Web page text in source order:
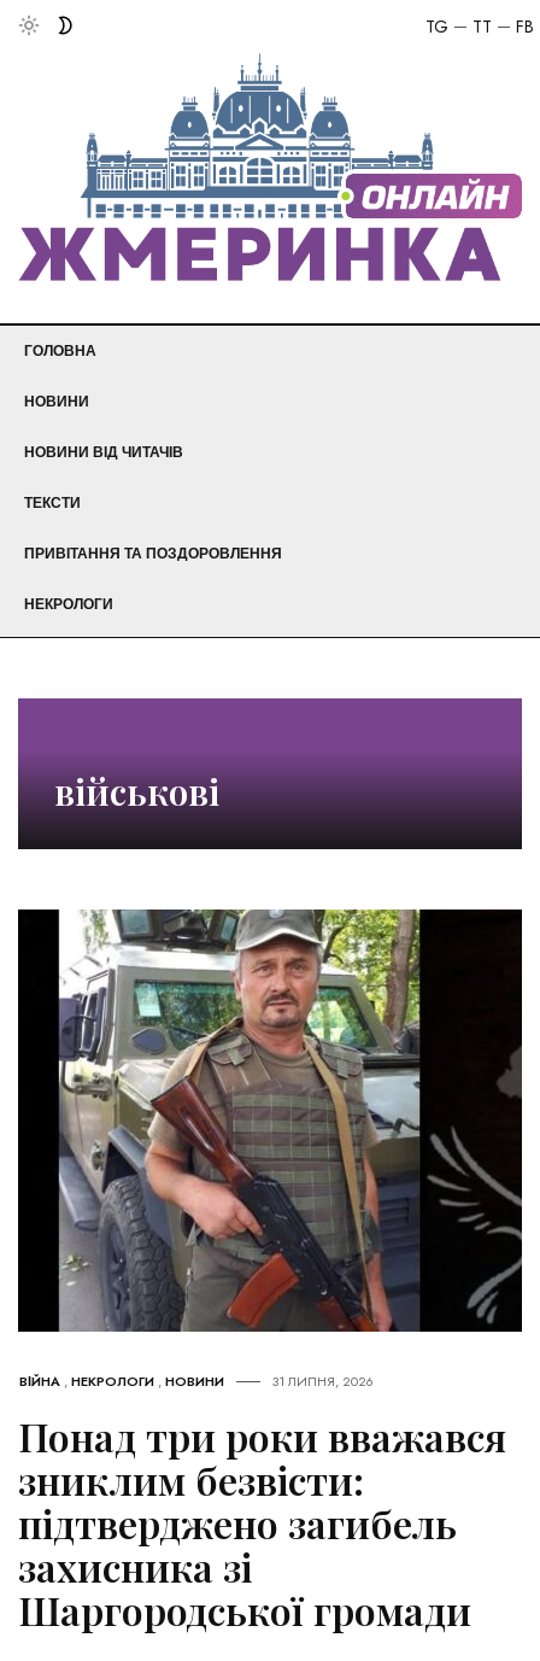
FB
TT
TG
ГОЛОВНА
НОВИНИ
НОВИНИ ВІД ЧИТАЧІВ
ТЕКСТИ
ПРИВІТАННЯ ТА ПОЗДОРОВЛЕННЯ
НЕКРОЛОГИ
військові
ВІЙНА ,НЕКРОЛОГИ ,НОВИНИ 31 ЛИПНЯ, 2026
Понад три роки вважався
зниклим безвісти:
підтверджено загибель
захисника зі
Шаргородської громади